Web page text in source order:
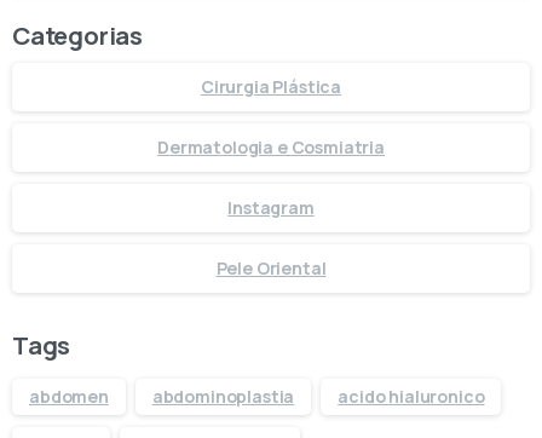
Categorias
Cirurgia Plástica
Dermatologia e Cosmiatria
Instagram
Pele Oriental
Tags
abdomen abdominoplastia acido hialuronico